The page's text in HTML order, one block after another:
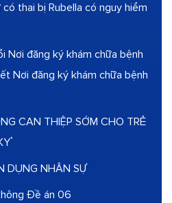
có thai bị Rubella có nguy hiểm
Nơi đăng ký khám chữa bệnh
Nơi đăng ký khám chữa bệnh
CAN THIỆP SỚM CHO TRẺ
DỤNG NHÂN SỰ
Đề án 06